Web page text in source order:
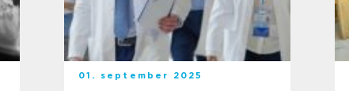
01. september 2025